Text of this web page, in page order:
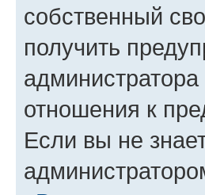
собственный
получить
отношения к
Если вы не